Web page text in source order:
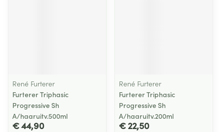
René Furterer
Furterer Triphasic
Progressive Sh
A/haaruitv.500ml
€ 44,90
René Furterer
Furterer Triphasic
Progressive Sh
A/haaruitv.200ml
€ 22,50